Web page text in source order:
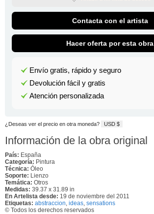
Contacta con el artista
Hacer oferta por esta obra
Envío gratis, rápido y seguro
Devolución fácil y gratis
Atención personalizada
¿Deseas ver el precio en otra moneda? USD $
Información de la obra original
País: España
Categoría: Pintura
Técnica: Óleo
Soporte: Lienzo
Temática: Otros
Medidas: 39.37 x 31.89 in
En Artelista desde: 19 de noviembre del 2011
Etiquetas: abstraccion, ideas, sensations
© Todos los derechos reservados